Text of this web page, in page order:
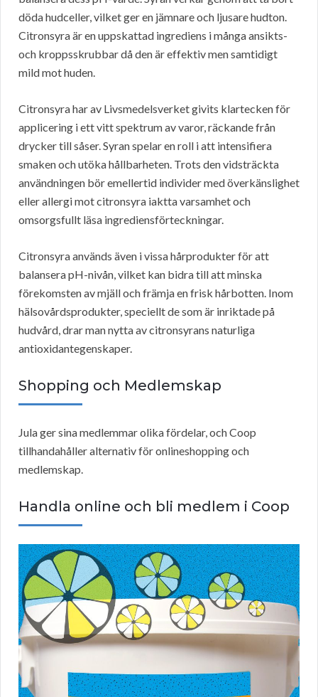
döda hudceller, vilket ger en jämnare och ljusare hudton.
Citronsyra är en uppskattad ingrediens i många ansikts-
och kroppsskrubbar då den är effektiv men samtidigt
mild mot huden.
Citronsyra har av Livsmedelsverket givits klartecken för
applicering i ett vitt spektrum av varor, räckande från
drycker till såser. Syran spelar en roll i att intensifiera
smaken och utöka hållbarheten. Trots den vidsträckta
användningen bör emellertid individer med överkänslighet
eller allergi mot citronsyra iaktta varsamhet och
omsorgsfullt läsa ingrediensförteckningar.
Citronsyra används även i vissa hårprodukter för att
balansera pH-nivån, vilket kan bidra till att minska
förekomsten av mjäll och främja en frisk hårbotten. Inom
hälsovårdsprodukter, speciellt de som är inriktade på
hudvård, drar man nytta av citronsyrans naturliga
antioxidantegenskaper.
Shopping och Medlemskap
Jula ger sina medlemmar olika fördelar, och Coop
tillhandahåller alternativ för onlineshopping och
medlemskap.
Handla online och bli medlem i Coop